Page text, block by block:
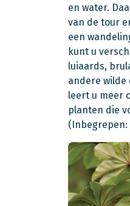
en water.
van de tour
een
kunt u
luiaards,
andere wilde
leert u meer
planten die